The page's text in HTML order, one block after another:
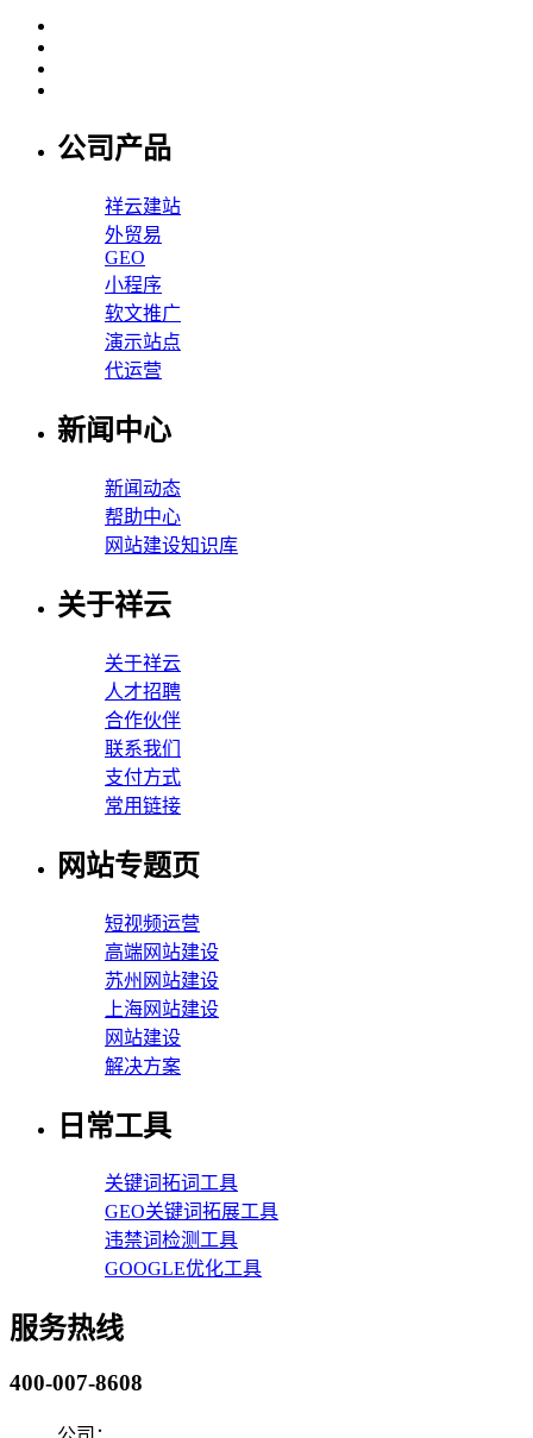
公司产品
祥云建站
外贸易
GEO
小程序
软文推广
演示站点
代运营
新闻中心
新闻动态
帮助中心
网站建设知识库
关于祥云
关于祥云
人才招聘
合作伙伴
联系我们
支付方式
常用链接
网站专题页
短视频运营
高端网站建设
苏州网站建设
上海网站建设
网站建设
解决方案
日常工具
关键词拓词工具
GEO关键词拓展工具
违禁词检测工具
GOOGLE优化工具
服务热线
400-007-8608